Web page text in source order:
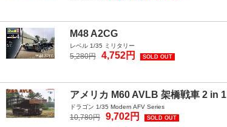
M48 A2CG
レベル 1/35 ミリタリー
5,280円 4,752円 SOLD OUT
アメリカ M60 AVLB 架橋戦車 2 in 1
ドラゴン 1/35 Modern AFV Series
10,780円 9,702円 SOLD OUT